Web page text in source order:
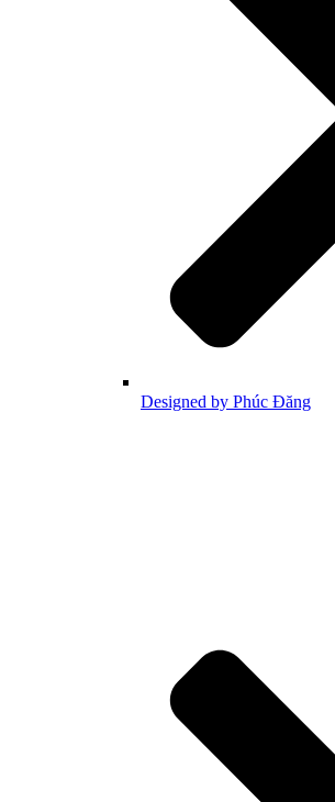
Designed by Phúc Đăng